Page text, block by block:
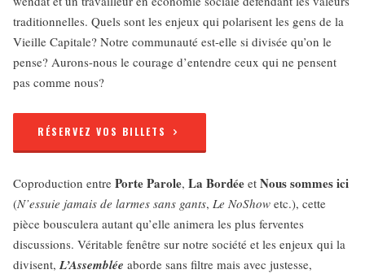
traditionnelles. Quels sont les enjeux qui polarisent les gens de la
Vieille Capitale? Notre communauté est-elle si divisée qu’on le
pense? Aurons-nous le courage d’entendre ceux qui ne pensent
pas comme nous?
RÉSERVEZ VOS BILLETS
Coproduction entre Porte Parole, La Bordée et Nous sommes ici
(N’essuie jamais de larmes sans gants, Le NoShow etc.), cette
pièce bousculera autant qu’elle animera les plus ferventes
discussions. Véritable fenêtre sur notre société et les enjeux qui la
divisent,L’Assemblée aborde sans filtre mais avec justesse,